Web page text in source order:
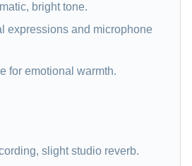
bright tone.
expressions and microphone
for emotional warmth.
slight studio reverb.